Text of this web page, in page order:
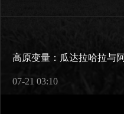
07-21 03:10